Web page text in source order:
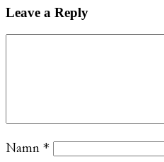
Leave a Reply
Namn *